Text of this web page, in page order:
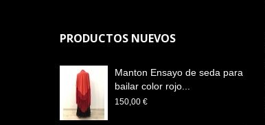
PRODUCTOS NUEVOS
Manton Ensayo de seda para
bailar color rojo...
150,00 €